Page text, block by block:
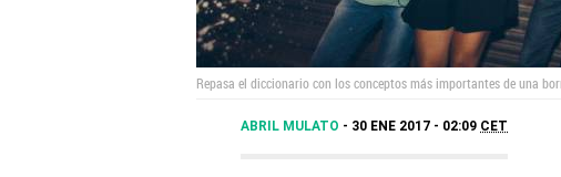
Repasa el diccionario con los conceptos más importantes de una
ABRIL MULATO 30 ENE 2017 - 02:09 CET